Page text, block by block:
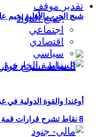
شبح الحرب الأهلية يخيم
8 نقاط تشرح قرارات قمة كمبالا بشأن “بعثة أوصوم” في الصومال؟
تقدير موقف
جميع المواد
اجتماعي
اقتصادي
سياسي
أوغندا والقوة الدولية